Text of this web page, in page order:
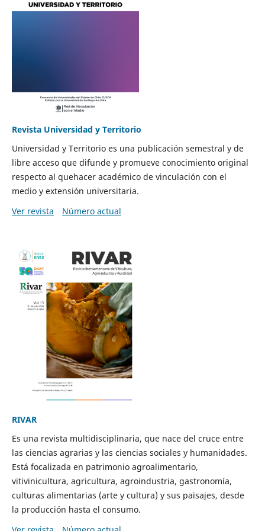
Revista Universidad y Territorio
Universidad y Territorio es una publicación semestral y de
libre acceso que difunde y promueve conocimiento original
respecto al quehacer académico de vinculación con el
medio y extensión universitaria.
Ver revista
Número actual
RIVAR
Es una revista multidisciplinaria, que nace del cruce entre
las ciencias agrarias y las ciencias sociales y humanidades.
Está focalizada en patrimonio agroalimentario,
vitivinicultura, agricultura, agroindustria, gastronomía,
culturas alimentarias (arte y cultura) y sus paisajes, desde
la producción hasta el consumo.